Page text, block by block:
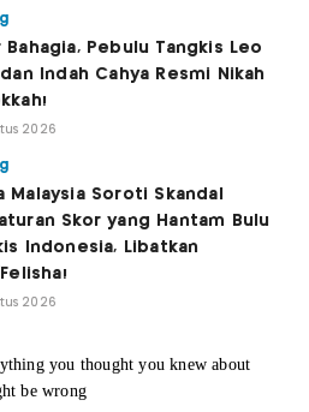
Bahagia, Pebulu Tangkis Leo
Indah Cahya Resmi Nikah
2026
Malaysia Soroti Skandal
Skor yang Hantam Bulu
Indonesia, Libatkan
2026